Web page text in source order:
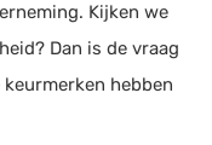
Kijken we
Dan is de vraag
hebben